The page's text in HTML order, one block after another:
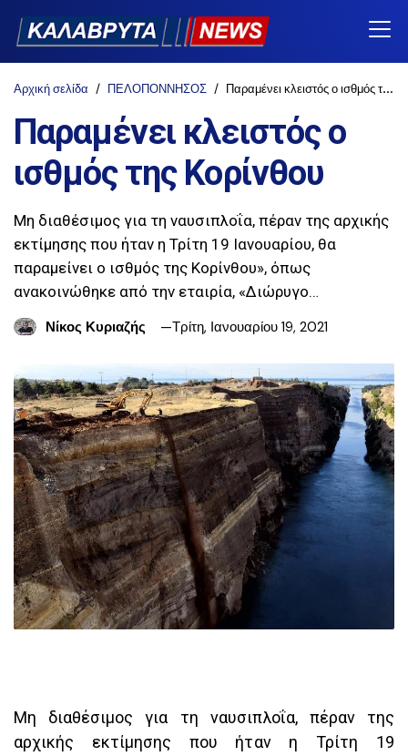
Αρχική σελίδα ΠΕΛΟΠΟΝΝΗΣΟΣ Παραμένει κλειστός ο ισθμός της Κορίνθου
Παραμένει κλειστός ο
ισθμός της Κορίνθου
Μη διαθέσιμος για τη ναυσιπλοΐα, πέραν της αρχικής
εκτίμησης που ήταν η Τρίτη 19 Ιανουαρίου, θα
παραμείνει ο ισθμός της Κορίνθου», όπως
ανακοινώθηκε από την εταιρία, «Διώρυγο…
Νίκος Κυριαζής
Τρίτη, Ιανουαρίου 19, 2021
Μη διαθέσιμος για τη ναυσιπλοΐα, πέραν της
αρχικής εκτίμησης που ήταν η Τρίτη 19